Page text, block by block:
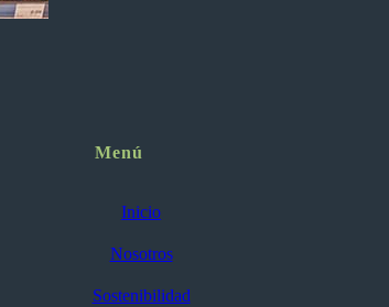
Menú
Inicio
Nosotros
Sostenibilidad